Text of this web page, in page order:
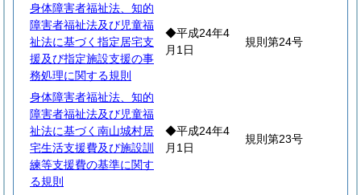
身体障害者福祉法、知的
障害者福祉法及び児童福
祉法に基づく指定居宅支
援及び指定施設支援の事
務処理に関する規則
◆平成24年4
月1日
規則第24号
身体障害者福祉法、知的
障害者福祉法及び児童福
祉法に基づく南山城村居
宅生活支援費及び施設訓
練等支援費の基準に関す
る規則
◆平成24年4
月1日
規則第23号